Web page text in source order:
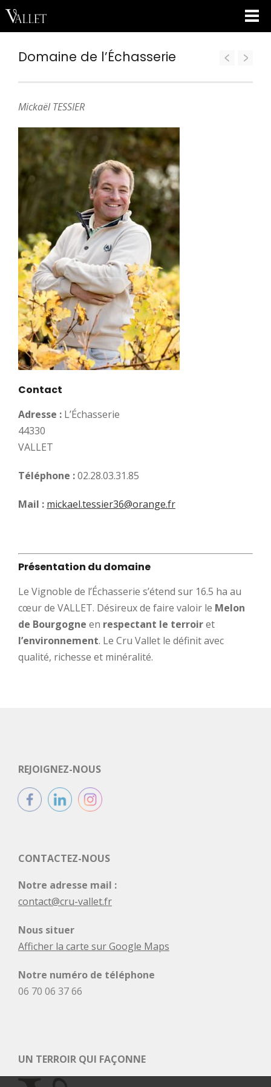
Domaine de l’Échasserie
Mickaël TESSIER
Contact
Adresse : L’Échasserie
44330
VALLET
Téléphone :02.28.03.31.85
Mail : mickael.tessier36@orange.fr
Présentation du domaine
Le Vignoble de l’Échasserie s’étend sur 16.5 ha au
cœur de VALLET. Désireux de faire valoir le Melon
de Bourgogne en respectant le terroiret
l’environnement. Le Cru Vallet le définit avec
qualité, richesse et minéralité.
REJOIGNEZ-NOUS
CONTACTEZ-NOUS
Notre adresse mail :
contact@cru-vallet.fr
Nous situer
Afficher la carte sur Google Maps
Notre numéro de téléphone
06 70 06 37 66
UN TERROIR QUI FAÇONNE